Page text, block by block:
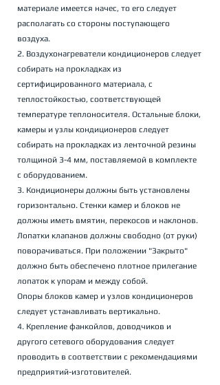
материале имеется начес, то его следует
располагать со стороны поступающего
воздуха.
2. Воздухонагреватели кондиционеров следует
собирать на прокладках из
сертифицированного материала, с
теплостойкостью, соответствующей
температуре теплоносителя. Остальные блоки,
камеры и узлы кондиционеров следует
собирать на прокладках из ленточной резины
толщиной 3-4 мм, поставляемой в комплекте
с оборудованием.
3. Кондиционеры должны быть установлены
горизонтально. Стенки камер и блоков не
должны иметь вмятин, перекосов и наклонов.
Лопатки клапанов должны свободно (от руки)
поворачиваться. При положении "Закрыто"
должно быть обеспечено плотное прилегание
лопаток к упорам и между собой.
Опоры блоков камер и узлов кондиционеров
следует устанавливать вертикально.
4. Крепление фанкойлов, доводчиков и
другого сетевого оборудования следует
проводить в соответствии с рекомендациями
предприятий-изготовителей.